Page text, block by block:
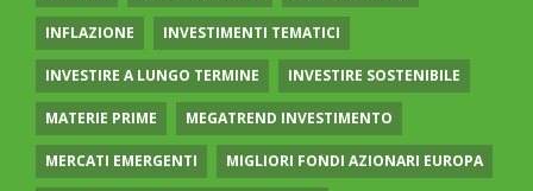
INFLAZIONE INVESTIMENTI TEMATICI
INVESTIRE A LUNGO TERMINE INVESTIRE SOSTENIBILE
MATERIE PRIME MEGATREND INVESTIMENTO
MERCATI EMERGENTI MIGLIORI FONDI AZIONARI EUROPA